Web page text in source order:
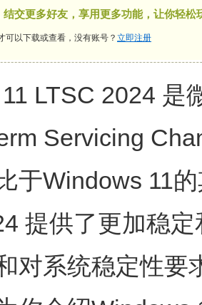
结交更多好友，享用更多功能，让你轻松
可以下载或查看，没有账号？ 立即注册
LTSC 2024 是
Servicing
于Windows 11
提供了更加稳
对系统稳定性要